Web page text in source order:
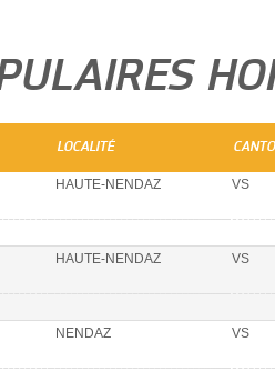
LOCALITÉ
HAUTE-NENDAZ VS
HAUTE-NENDAZ VS
NENDAZ VS